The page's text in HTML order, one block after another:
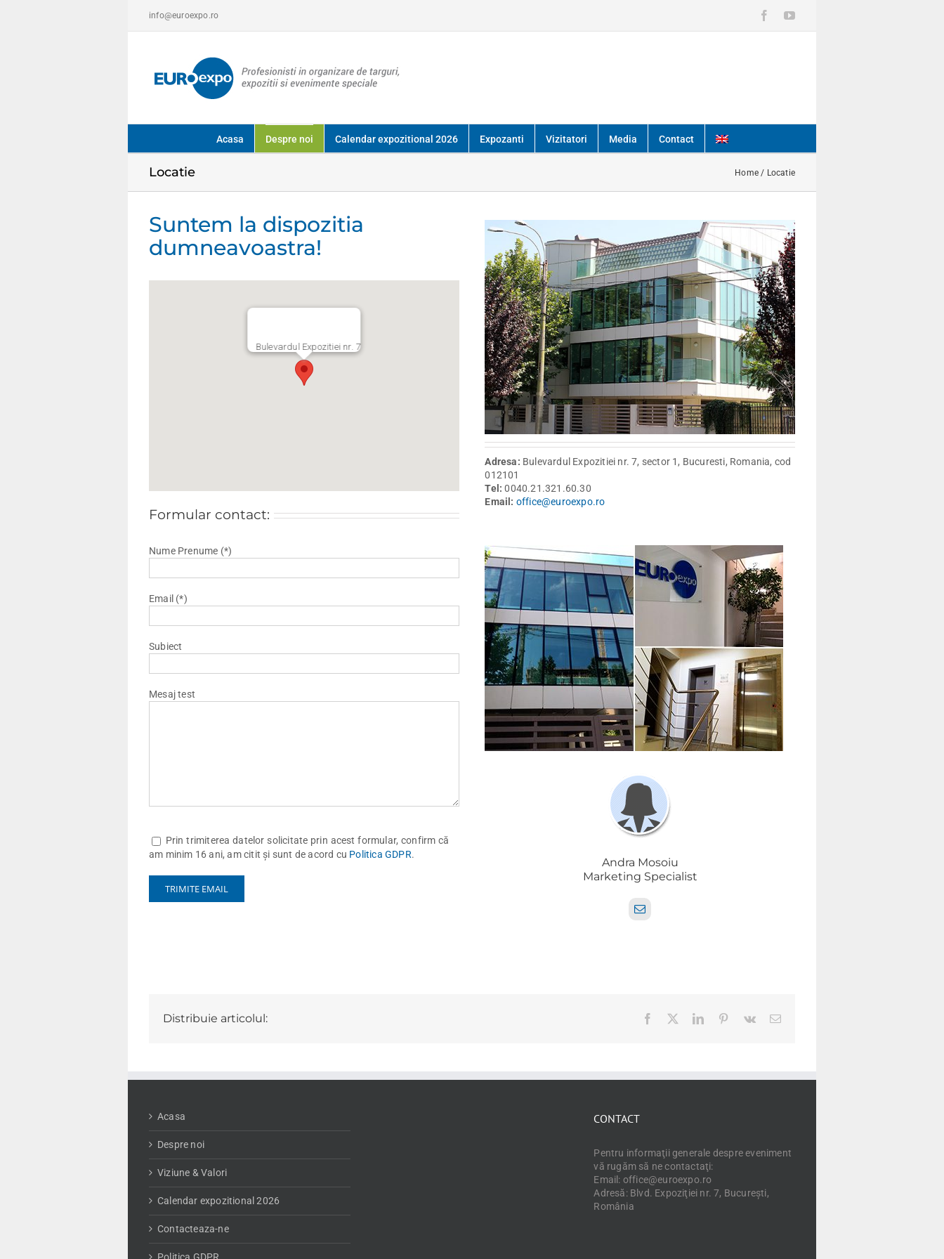
info@euroexpo.ro FacebookYouTube
Acasa Despre noi Calendar expozitional 2026 Expozanti Vizitatori Media Contact
Locatie Home/ Locatie
Suntem la dispozitia
dumneavoastra!
Bulevardul Expozitiei nr. 7
Formular contact:
Nume Prenume (*)
Email (*)
Subiect
Mesaj test
Prin trimiterea datelor solicitate prin acest formular, confirm că
am minim 16 ani, am citit și sunt de acord cu Politica GDPR.
Adresa: Bulevardul Expozitiei nr. 7, sector 1, Bucuresti, Romania, cod
012101
Tel: 0040.21.321.60.30
Email: office@euroexpo.ro
Andra Mosoiu
Marketing Specialist
Distribuie articolul: Facebook LinkedInPinterest
Vk
E-
Acasa
Despre noi
Viziune & Valori
Calendar expozitional 2026
Contacteaza-ne
Politica GDPR
CONTACT
Pentru informaţii generale despre eveniment
vă rugăm să ne contactaţi:
Email: office@euroexpo.ro
Adresă: Blvd. Expoziţiei nr. 7, Bucureşti,
România